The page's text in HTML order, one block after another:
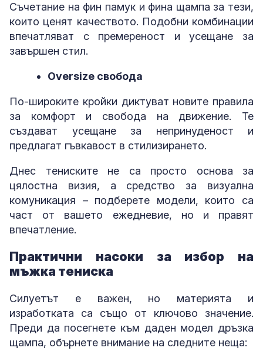
Съчетание на фин памук и фина щампа за тези,
които ценят качеството. Подобни комбинации
впечатляват с премереност и усещане за
завършен стил.
Oversize свобода
По-широките кройки диктуват новите правила
за комфорт и свобода на движение. Те
създават усещане за непринуденост и
предлагат гъвкавост в стилизирането.
Днес тениските не са просто основа за
цялостна визия, а средство за визуална
комуникация – подберете модели, които са
част от вашето ежедневие, но и правят
впечатление.
Практични насоки за избор на
мъжка тениска
Силуетът е важен, но материята и
изработката са също от ключово значение.
Преди да посегнете към даден модел дръзка
щампа, обърнете внимание на следните неща: